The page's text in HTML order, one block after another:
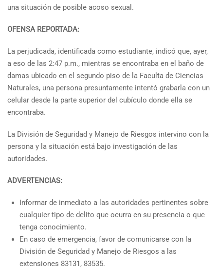
una situación de posible acoso sexual.
OFENSA REPORTADA:
La perjudicada, identificada como estudiante, indicó que, ayer,
a eso de las 2:47 p.m., mientras se encontraba en el baño de
damas ubicado en el segundo piso de la Faculta de Ciencias
Naturales, una persona presuntamente intentó grabarla con un
celular desde la parte superior del cubículo donde ella se
encontraba.
La División de Seguridad y Manejo de Riesgos intervino con la
persona y la situación está bajo investigación de las
autoridades.
ADVERTENCIAS:
Informar de inmediato a las autoridades pertinentes sobre
cualquier tipo de delito que ocurra en su presencia o que
tenga conocimiento.
En caso de emergencia, favor de comunicarse con la
División de Seguridad y Manejo de Riesgos a las
extensiones 83131, 83535.